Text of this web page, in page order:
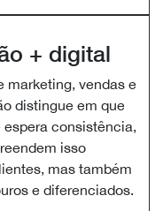
+ digital
marketing, vendas e
distingue em que
consistência,
isso
mas também
e diferenciados.